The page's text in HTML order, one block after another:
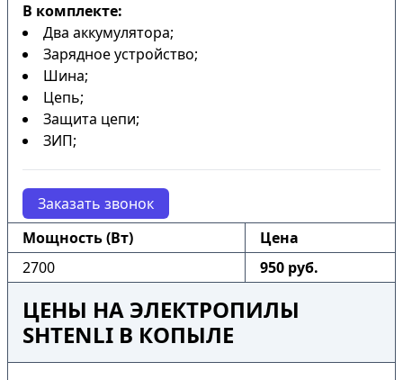
В комплекте:
Два аккумулятора;
Зарядное устройство;
Шина;
Цепь;
Защита цепи;
ЗИП;
Заказать звонок
Мощность (Вт)
Цена
2700
950 руб.
ЦЕНЫ НА ЭЛЕКТРОПИЛЫ
SHTENLI В КОПЫЛЕ